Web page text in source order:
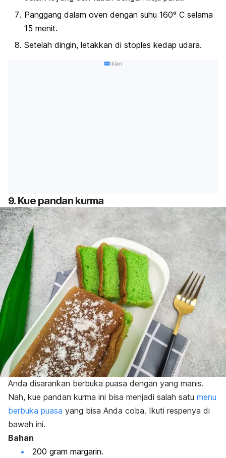
Panggang dalam oven dengan suhu 160º C selama
15 menit.
Setelah dingin, letakkan di stoples kedap udara.
Iklan
9. Kue pandan kurma
Anda disarankan berbuka puasa dengan yang manis.
Nah, kue pandan kurma ini bisa menjadi salah satu menu
berbuka puasa yang bisa Anda coba. Ikuti respenya di
bawah ini.
Bahan
200 gram margarin.